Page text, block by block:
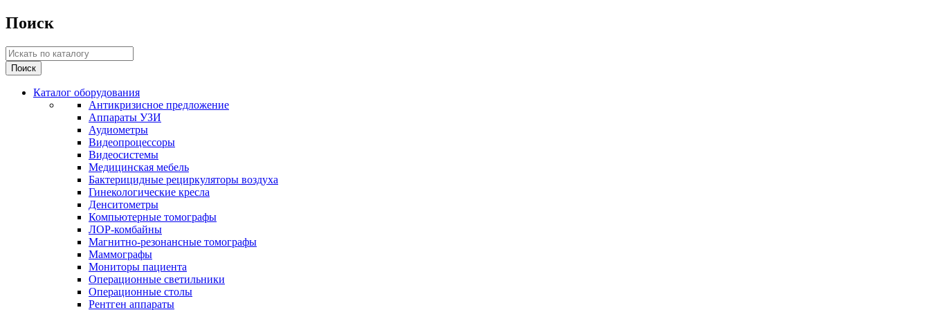
Поиск
Каталог оборудования
Антикризисное предложение
Аппараты УЗИ
Аудиометры
Видеопроцессоры
Видеосистемы
Медицинская мебель
Бактерицидные рециркуляторы воздуха
Гинекологические кресла
Денситометры
Компьютерные томографы
ЛОР-комбайны
Магнитно-резонансные томографы
Маммографы
Мониторы пациента
Операционные светильники
Операционные столы
Рентген аппараты